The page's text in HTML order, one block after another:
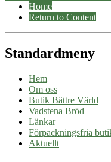
Home
Return to Content
Standardmeny
Hem
Om oss
Butik Bättre Värld
Vadstena Bröd
Länkar
Förpackningsfria
Aktuellt